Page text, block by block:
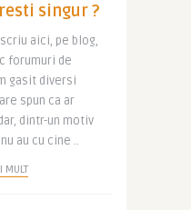
singur ?
aici, pe blog,
forumuri de
gasit diversi
spun ca ar
dintr-un motiv
au cu cine ..
MULT